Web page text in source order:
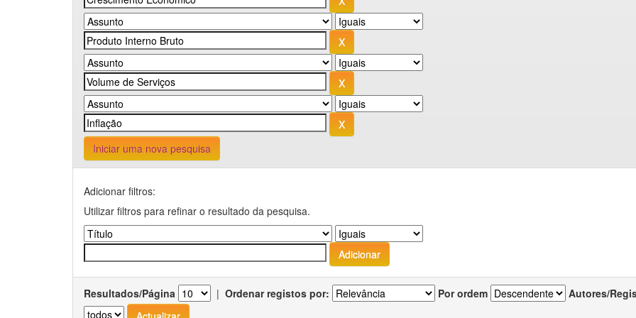
Iniciar uma nova pesquisa
Adicionar filtros:
Utilizar filtros para refinar o resultado da pesquisa.
Resultados/Página | Ordenar registos por: Por ordem Autores/